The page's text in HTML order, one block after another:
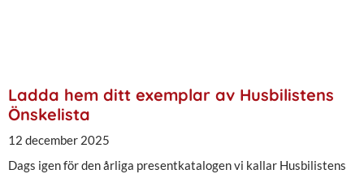
Ladda hem ditt exemplar av Husbilistens
Önskelista
12 december 2025
Dags igen för den årliga presentkatalogen vi kallar Husbilistens